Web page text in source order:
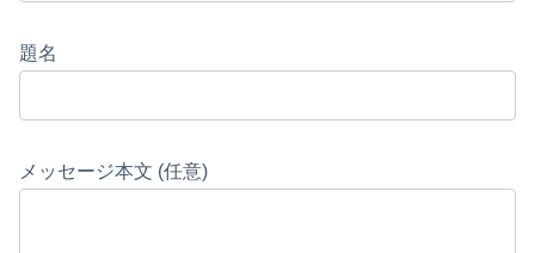
題名
メッセージ本文 (任意)